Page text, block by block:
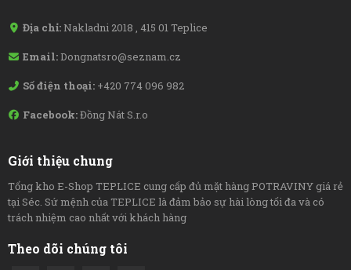
Địa chỉ: Nakladni 2018 , 415 01 Teplice
Email:Dongnatsro@seznam.cz
Số điện thoại: +420 774 096 982
Facebook:Đồng Nát S.r.o
Giới thiệu chung
Tổng kho E-Shop TEPLICE cung cấp đủ mặt hàng POTRAVINY giá rẻ
tại Séc. Sứ mệnh của TEPLICE là đảm bảo sự hài lòng tối đa và có
trách nhiệm cao nhất với khách hàng
Theo dõi chúng tôi